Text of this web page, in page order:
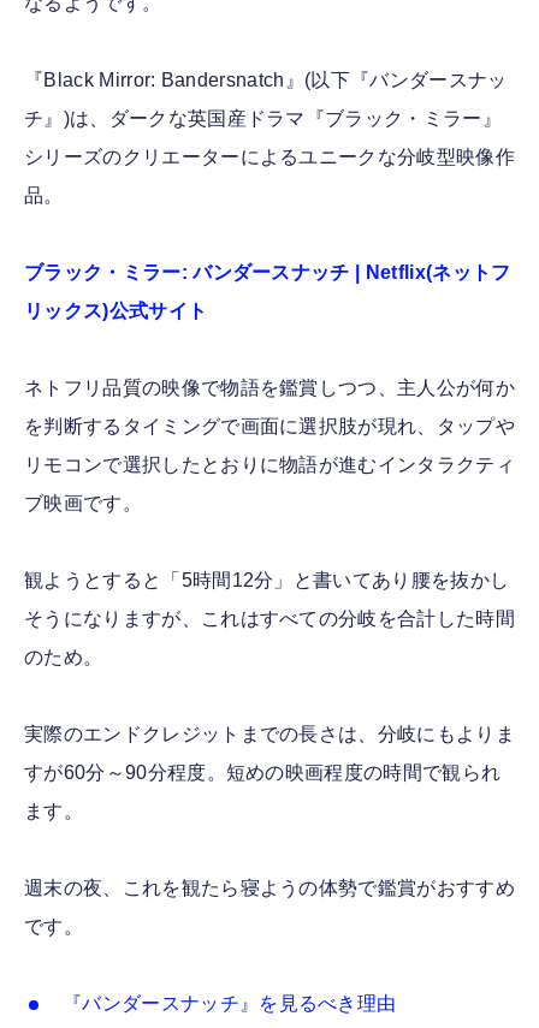
『Black Mirror: Bandersnatch』(以下『バンダースナッ
チ』)は、ダークな英国産ドラマ『ブラック・ミラー』
シリーズのクリエーターによるユニークな分岐型映像作
品。
ブラック・ミラー: バンダースナッチ | Netflix(ネットフ
リックス)公式サイト
ネトフリ品質の映像で物語を鑑賞しつつ、主人公が何か
を判断するタイミングで画面に選択肢が現れ、タップや
リモコンで選択したとおりに物語が進むインタラクティ
ブ映画です。
観ようとすると「5時間12分」と書いてあり腰を抜かし
そうになりますが、これはすべての分岐を合計した時間
のため。
実際のエンドクレジットまでの長さは、分岐にもよりま
すが60分～90分程度。短めの映画程度の時間で観られ
ます。
週末の夜、これを観たら寝ようの体勢で鑑賞がおすすめ
です。
『バンダースナッチ』を見るべき理由